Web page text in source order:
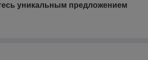
уникальным предложением